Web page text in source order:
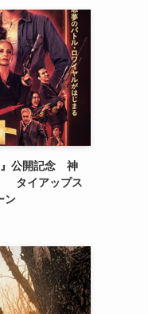
』公開記念 神
タイアップス
ン